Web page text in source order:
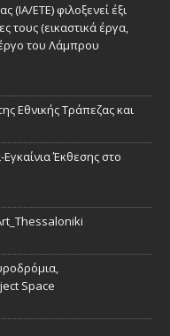
(ΙΑ/ΕΤΕ) φιλοξενεί έξι
τους (εικαστικά έργα,
του Λάμπρου
Εθνικής Τράπεζας και
Έκθεσης στο
Space